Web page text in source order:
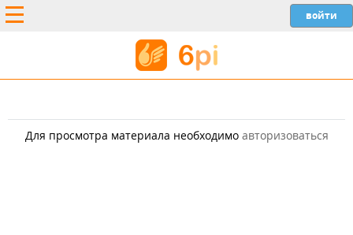
Для просмотра материала необходимо авторизоваться